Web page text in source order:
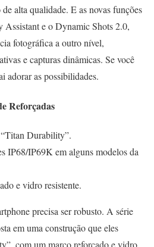
alta qualidade. E as novas funções
e o Dynamic Shots 2.0,
fotográfica a outro nível,
e capturas dinâmicas. Se você
adorar as possibilidades.
Reforçadas
Durability”.
IP68/IP69K em alguns modelos da
e vidro resistente.
precisa ser robusto. A série
em uma construção que eles
com um marco reforçado e vidro